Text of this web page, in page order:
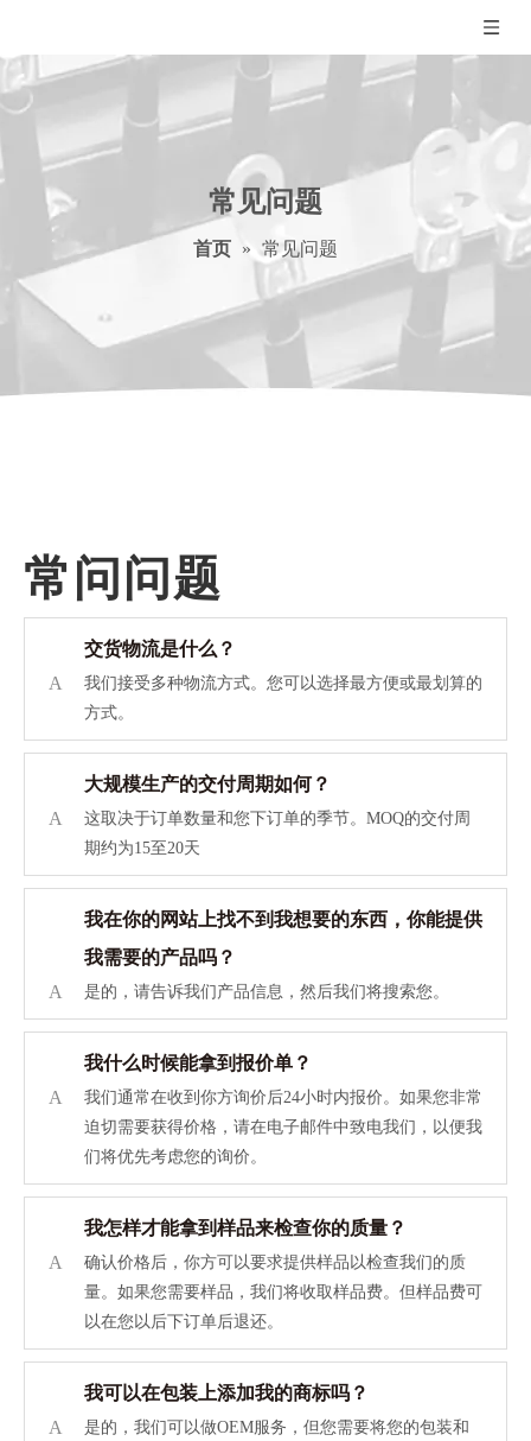
常见问题
首页 » 常见问题
常问问题
交货物流是什么？
A
我们接受多种物流方式。您可以选择最方便或最划算的
方式。
大规模生产的交付周期如何？
A
这取决于订单数量和您下订单的季节。MOQ的交付周
期约为15至20天
我在你的网站上找不到我想要的东西，你能提供
我需要的产品吗？
A
是的，请告诉我们产品信息，然后我们将搜索您。
我什么时候能拿到报价单？
A
我们通常在收到你方询价后24小时内报价。如果您非常
迫切需要获得价格，请在电子邮件中致电我们，以便我
们将优先考虑您的询价。
我怎样才能拿到样品来检查你的质量？
A
确认价格后，你方可以要求提供样品以检查我们的质
量。如果您需要样品，我们将收取样品费。但样品费可
以在您以后下订单后退还。
我可以在包装上添加我的商标吗？
A
是的，我们可以做OEM服务，但您需要将您的包装和